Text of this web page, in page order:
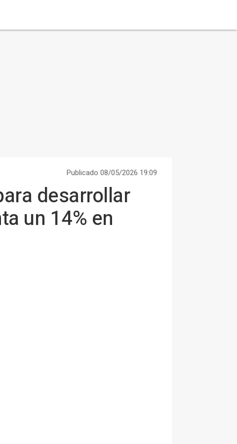
Publicado 08/05/2026 19:09
desarrollar
un 14% en